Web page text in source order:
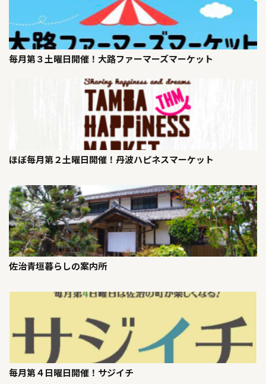
毎月第３土曜日開催！大路ファーマーズマーケット
ほぼ毎月第２土曜日開催！丹波ハピネスマーケット
佐治青垣暮らしの案内所
毎月第４日曜日開催！サジイチ